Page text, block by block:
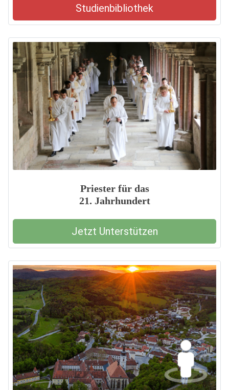
Studienbibliothek
Priester für das
21. Jahrhundert
Jetzt Unterstützen